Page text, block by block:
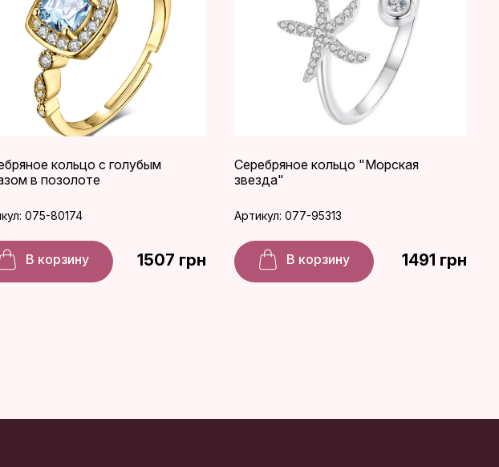
кольцо с голубым
в позолоте
075-80174
В корзину 1507 грн
Серебряное кольцо "Морская
звезда"
Артикул: 077-95313
В корзину 1491 грн